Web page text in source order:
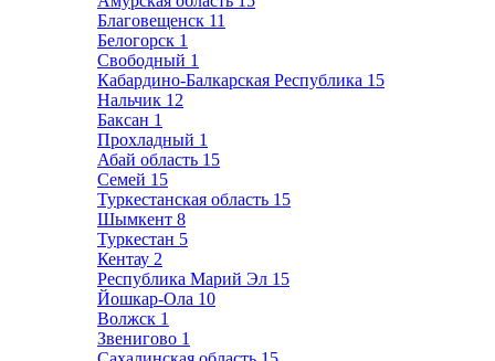
Благовещенск 11
Белогорск 1
Свободный 1
Кабардино-Балкарская Республика 15
Нальчик 12
Баксан 1
Прохладный 1
Абай область 15
Семей 15
Туркестанская область 15
Шымкент 8
Туркестан 5
Кентау 2
Республика Марий Эл 15
Йошкар-Ола 10
Волжск 1
Звенигово 1